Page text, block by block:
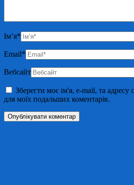
Ім’я*
Email*
Вебсайт
Зберегти моє ім'я, e-mail, та адресу
для моїх подальших коментарів.